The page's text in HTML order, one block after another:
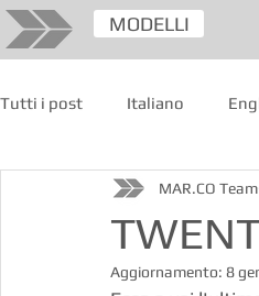
MODELLI
Tutti i post Italiano
MAR.CO Team
Aggiornamento: 8